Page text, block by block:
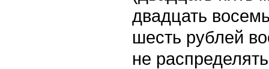
двадцать
шесть рублей
не